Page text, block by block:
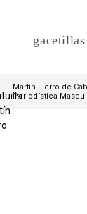
gacetillas
Martín Fierro de
Periodística